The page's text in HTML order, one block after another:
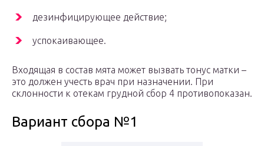
дезинфицирующее действие;
успокаивающее.
Входящая в состав мята может вызвать тонус матки –
это должен учесть врач при назначении. При
склонности к отекам грудной сбор 4 противопоказан.
Вариант сбора №1